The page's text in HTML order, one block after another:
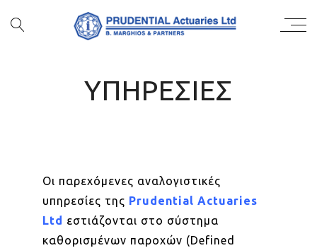
ΥΠΗΡΕΣΙΕΣ
Οι παρεχόμενες αναλογιστικές
υπηρεσίες της Prudential Actuaries
Ltd εστιάζονται στο σύστημα
καθορισμένων παροχών (Defined